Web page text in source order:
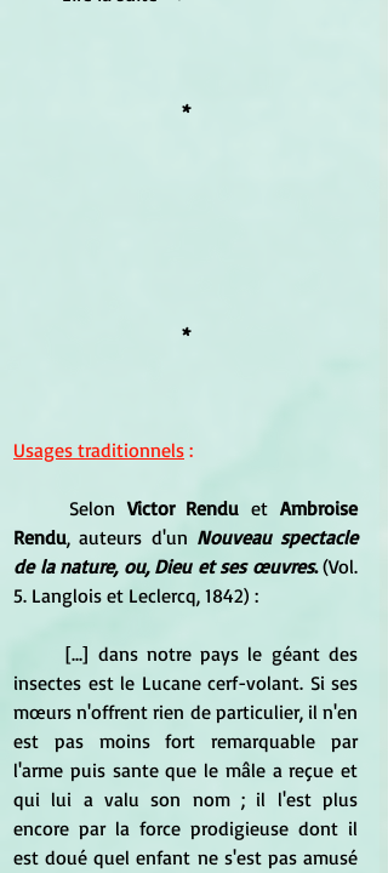
*
*
Usages traditionnels :
	Selon
Victor Rendu et Ambroise
Rendu, auteurs d'un Nouveau spectacle
de la nature, ou, Dieu et ses œuvres. (Vol.
5. Langlois et Leclercq, 1842) :
	[...] dans notre pays le géant des
insectes est le Lucane cerf-volant. Si ses
mœurs n'offrent rien de particulier, il n'en
est pas moins fort remarquable par
l'arme puis sante que le mâle a reçue et
qui lui a valu son nom ; il l'est plus
encore par la force prodigieuse dont il
est doué quel enfant ne s'est pas amusé